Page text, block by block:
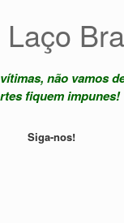
Laço
não vamos
fiquem impunes!
Siga-nos!